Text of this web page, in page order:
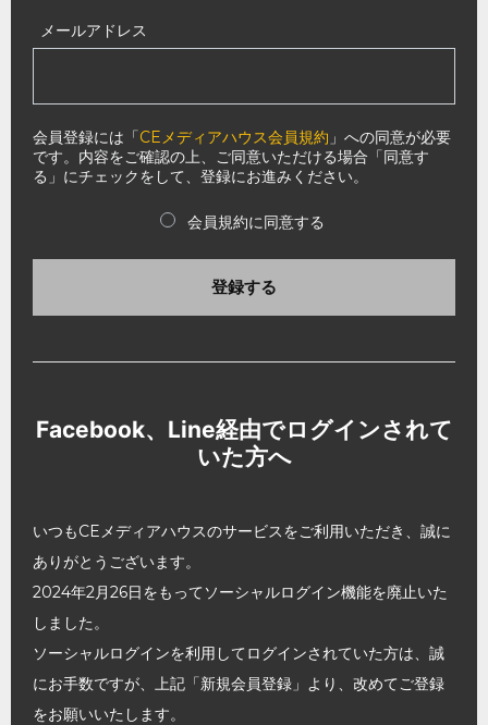
メールアドレス
会員登録には「CEメディアハウス会員規約 」への同意が必要
です。内容をご確認の上、ご同意いただける場合「同意す
る」にチェックをして、登録にお進みください。
会員規約に同意する
登録する
Facebook、Line経由でログインされて
いた方へ
いつもCEメディアハウスのサービスをご利用いただき、誠に
ありがとうございます。
2024年2月26日をもってソーシャルログイン機能を廃止いた
しました。
ソーシャルログインを利用してログインされていた方は、誠
にお手数ですが、上記「新規会員登録」より、改めてご登録
をお願いいたします。